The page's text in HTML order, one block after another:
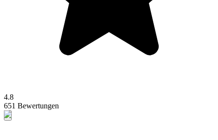
4.8
651 Bewertungen